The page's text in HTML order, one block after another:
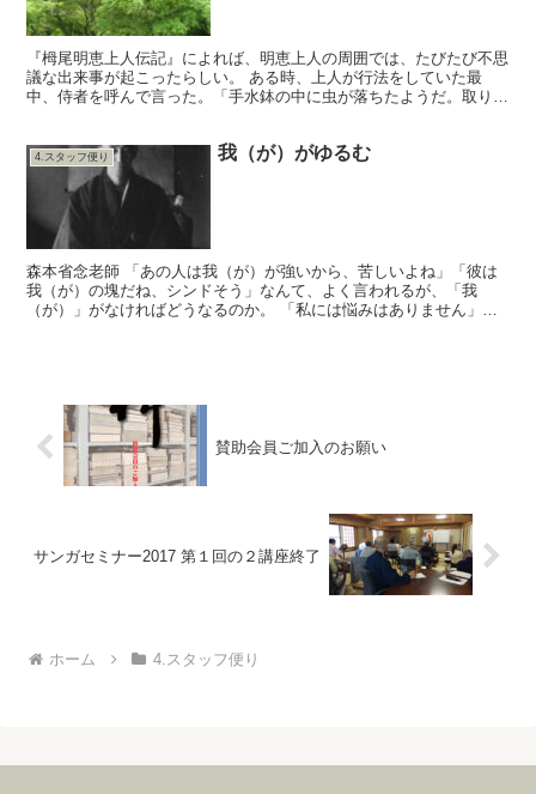
『栂尾明恵上人伝記』によれば、明恵上人の周囲では、たびたび不思
議な出来事が起こったらしい。 ある時、上人が行法をしていた最
中、侍者を呼んで言った。「手水鉢の中に虫が落ちたようだ。取り上
4.スタッフ便り 我（が）がゆるむ
森本省念老師 「あの人は我（が）が強いから、苦しいよね」「彼は
我（が）の塊だね、シンドそう」なんて、よく言われるが、「我
（が）」がなければどうなるのか。 「私には悩みはありません」と
賛助会員ご加入のお願い
サンガセミナー2017 第１回の２講座終了
ホーム 4.スタッフ便り